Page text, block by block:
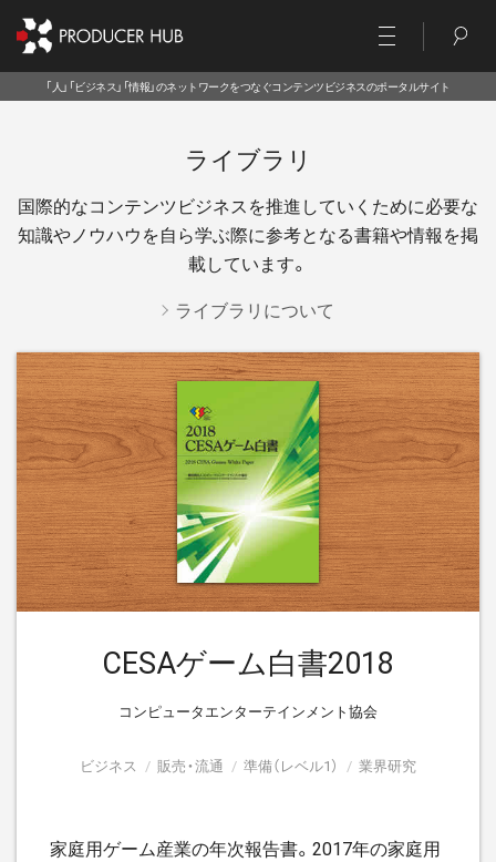
「人」「ビジネス」「情報」のネットワークをつなぐコンテンツビジネスのポータルサイト
ライブラリ
国際的なコンテンツビジネスを推進していくために必要な
知識やノウハウを自ら学ぶ際に参考となる書籍や情報を掲
載しています。
ライブラリについて
CESAゲーム白書2018
コンピュータエンターテインメント協会
ビジネス 販売・流通 準備（レベル1） 業界研究
家庭用ゲーム産業の年次報告書。2017年の家庭用